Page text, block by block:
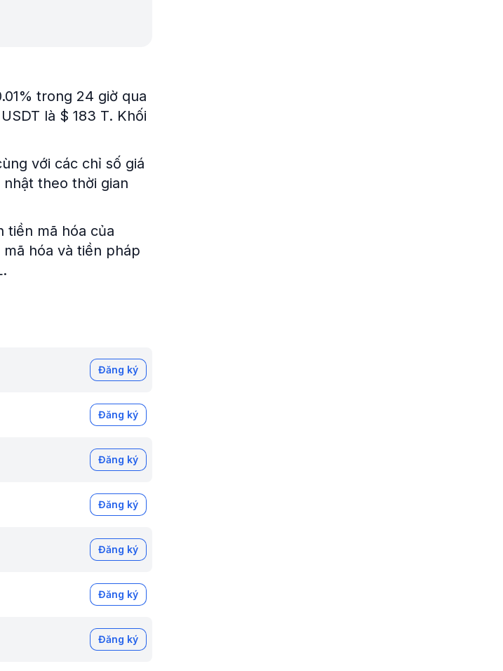
trong 24 giờ qua
là $ 183 T. Khối
với các chỉ số giá
theo thời gian
tiền mã hóa của
hóa và tiền pháp
Đăng ký
Đăng ký
Đăng ký
Đăng ký
Đăng ký
Đăng ký
Đăng ký